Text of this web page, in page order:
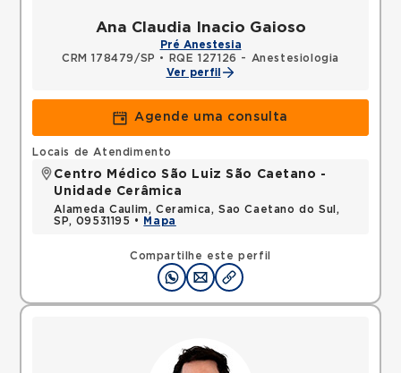
Ana Claudia Inacio Gaioso
Pré Anestesia
CRM 178479/SP •
RQE 127126 - Anestesiologia
Ver perfil
Agende uma consulta
Compartilhe este perfil
Locais de Atendimento
Centro Médico São Luiz São Caetano -
Unidade Cerâmica
Alameda Caulim, Ceramica, Sao Caetano do Sul,
SP, 09531195 •
Mapa